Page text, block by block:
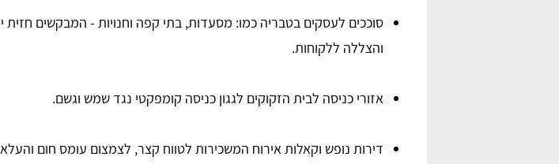
סוככים לעסקים בטבריה כמו: מסעדות, בתי קפה וחנויות - המבקשים חזית
והצללה ללקוחות.
אזורי כניסה לבית הזקוקים לגגון כניסה קומפקטי נגד שמש וגשם.
דירות נופש וקאלות אירוח המשכירות לטווח קצר, לצמצום עומס חום